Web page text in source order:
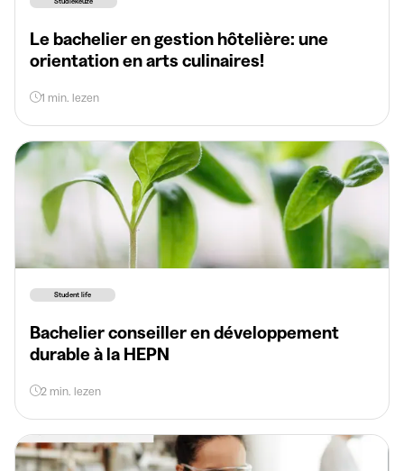
Le bachelier en gestion hôtelière: une
orientation en arts culinaires!
1 min. lezen
Student life
Bachelier conseiller en développement
durable à la HEPN
2 min. lezen